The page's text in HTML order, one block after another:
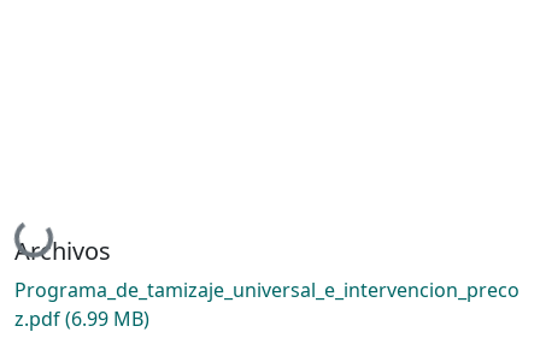
Cargando...
Archivos
Programa_de_tamizaje_universal_e_intervencion_preco
z.pdf(6.99 MB)